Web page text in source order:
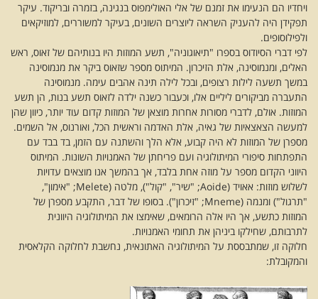
ויחדיו הם הנעימו את זמנם של אלי האולימפוס בנגינה, בזמרה ובריקוד. עיקר
תפקידן היה להעניק השראה ליוצרים השונים, בעיקר למשוררים, למוזיקאים
ולפילוסופים.
לפי דברי הסיודוס בספרו "תיאוגוניה", תשע המוזות היו בנותיהם של זאוס, ראש
האלים, ומנמוסינה, אלת הזיכרון. המיתוס מספר שזאוס ביקר את מנמוסינה
במשך תשעה לילות רצופים, ובכל לילה תינה אהבים עימה. מנמוסינה
התעברה מביקורים ליליים אלו, וכעבור כשנה ילדה לזאוס תשע בנות, הן תשע
המוזות. אולם, לדברי מסורות אחרות מוצאן של המוזות קדום עוד יותר, כיוון שהן
למעשה הצאצאיות של גאיה, אלת האדמה וראשית הכל, ואורנוס, אל השמים.
מספרן של המוזות לא היה קבוע, אלא הלך והשתנה עם הזמן, בד בבד עם
התפתחות סיפורי המיתולוגיה ועם פריחתן של האמנויות השונות. המיתוס
היווני הקדום מספר על מוזה אחת בלבד, אך בהמשך אנו מוצאים עדויות
לשלוש מוזות: אאויד (Aoide; "שיר", "קול"), מלטה (Melete; "אימון",
"תרגול") ומנמה (Mneme; "זיכרון"). בסופו של דבר, התקבע מספרן של
המוזות כתשע, אך היו אלה הרומאים, שאימצו את המיתולוגיה היוונית
לתרבותם, שחילקו ביניהן את תחומי האמנויות.
חלוקה זו, שמתבססת על המיתולוגיה האתונאית, נחשבת לחלוקה הקלאסית
והמקובלת: